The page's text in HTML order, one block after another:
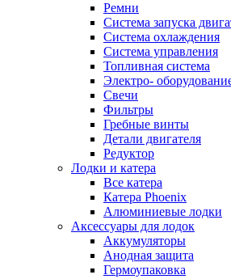
Ремни
Система запуска
Система охлаждения
Система управления
Топливная система
Электро-
Свечи
Фильтры
Гребные винты
Детали двигателя
Редуктор
Лодки и катера
Все катера
Катера Phoenix
Алюминиевые лодки
Аксессуары для лодок
Аккумуляторы
Анодная защита
Гермоупаковка